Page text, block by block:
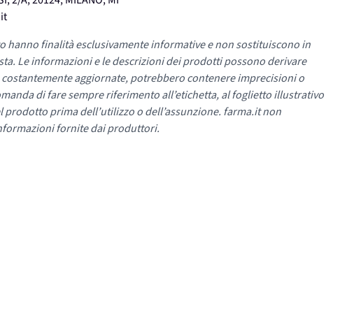
finalità esclusivamente informative e non sostituiscono in
Le informazioni e le descrizioni dei prodotti possono derivare
aggiornate, potrebbero contenere imprecisioni o
di fare sempre riferimento all’etichetta, al foglietto illustrativo
prima dell’utilizzo o dell’assunzione. farma.it non
fornite dai produttori.